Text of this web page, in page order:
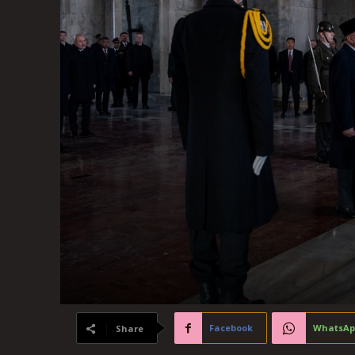
Share Facebook